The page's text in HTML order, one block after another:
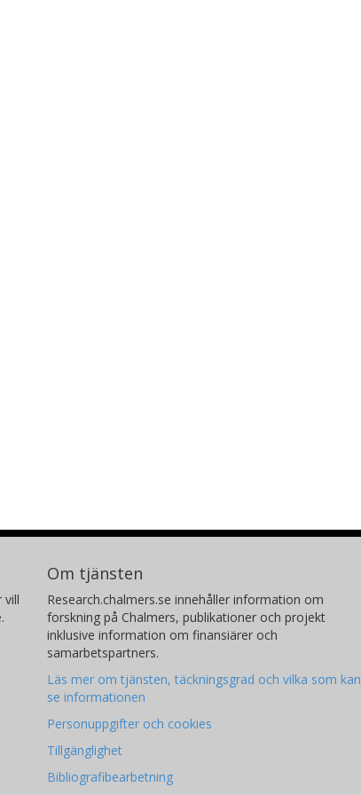
vill
Om tjänsten
Research.chalmers.se innehåller information om
forskning på Chalmers, publikationer och projekt
inklusive information om finansiärer och
samarbetspartners.
Läs mer om tjänsten, täckningsgrad och vilka som kan
se informationen
Personuppgifter och cookies
Tillgänglighet
Bibliografibearbetning